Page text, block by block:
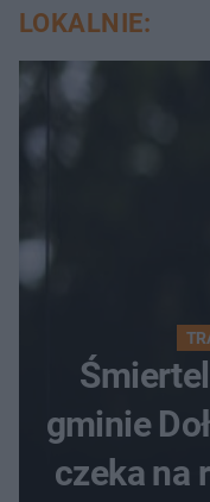
LOKALNIE:
gminie
czeka na